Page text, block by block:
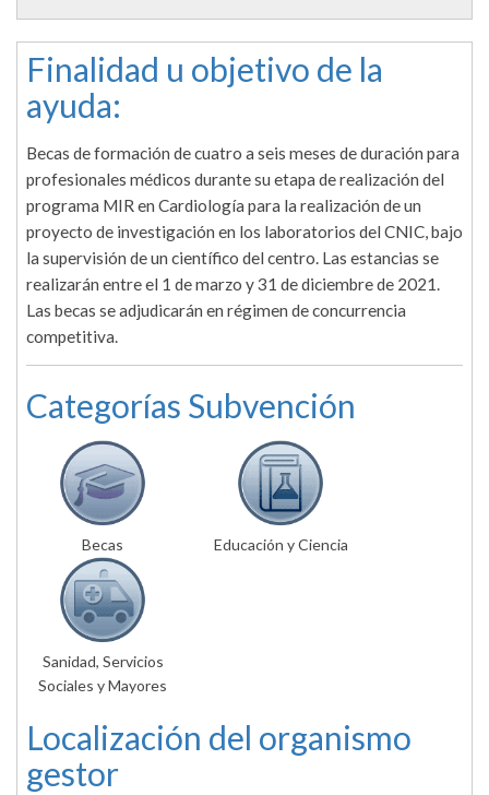
Finalidad u objetivo de la
ayuda:
Becas de formación de cuatro a seis meses de duración para
profesionales médicos durante su etapa de realización del
programa MIR en Cardiología para la realización de un
proyecto de investigación en los laboratorios del CNIC, bajo
la supervisión de un científico del centro. Las estancias se
realizarán entre el 1 de marzo y 31 de diciembre de 2021.
Las becas se adjudicarán en régimen de concurrencia
competitiva.
Categorías Subvención
Becas Educación y Ciencia
Sanidad, Servicios
Sociales y Mayores
Localización del organismo
gestor